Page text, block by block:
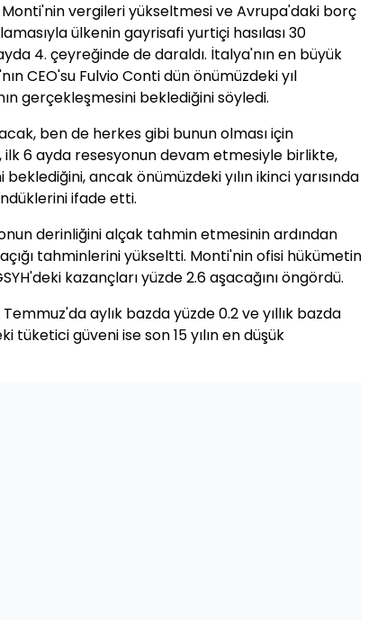
vergileri yükseltmesi ve Avrupa'daki borç
ülkenin gayrisafi yurtiçi hasılası 30
4. çeyreğinde de daraldı. İtalya'nın en büyük
CEO'su Fulvio Conti dün önümüzdeki yıl
gerçekleşmesini beklediğini söyledi.
ben de herkes gibi bunun olması için
ilk 6 ayda resesyonun devam etmesiyle birlikte,
beklediğini, ancak önümüzdeki yılın ikinci yarısında
ifade etti.
derinliğini alçak tahmin etmesinin ardından
tahminlerini yükseltti. Monti'nin ofisi hükümetin
kazançları yüzde 2.6 aşacağını öngördü.
aylık bazda yüzde 0.2 ve yıllık bazda
tüketici güveni ise son 15 yılın en düşük